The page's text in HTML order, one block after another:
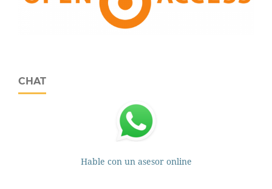
CHAT
Hable con un asesor online